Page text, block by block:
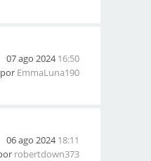
07 ago 202416:50
EmmaLuna190
06 ago 202418:11
robertdown373